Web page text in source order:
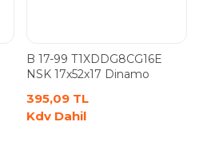
B 17-99 T1XDDG8CG16E
NSK 17x52x17 Dinamo
395,09 TL
Kdv Dahil